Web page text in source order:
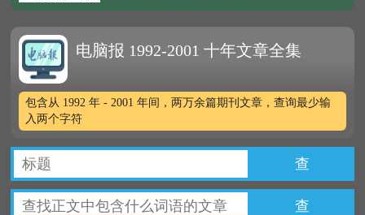
电脑报 1992-2001 十年文章全集
包含从 1992 年 - 2001 年间，两万余篇期刊文章，查询最少输
入两个字符
查
查